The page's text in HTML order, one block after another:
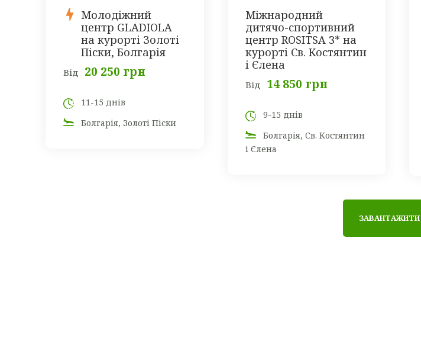
Молодіжний
центр GLADIOLA
на курорті Золоті
Піски, Болгарія
Від 20 250 грн
11-15 днів
Болгарія, Золоті Піски
Міжнародний
дитячо-спортивний
центр ROSITSA 3* на
курорті Св. Костянтин
і Єлена
Від 14 850 грн
9-15 днів
Болгарія, Св. Костянтин
і Єлена